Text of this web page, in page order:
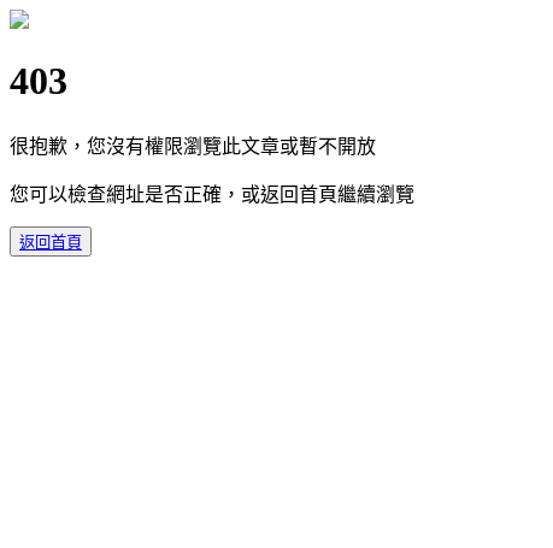
403
很抱歉，您沒有權限瀏覽此文章或暫不開放
您可以檢查網址是否正確，或返回首頁繼續瀏覽
返回首頁